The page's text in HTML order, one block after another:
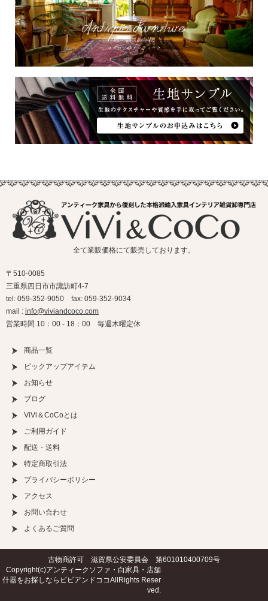
全て業販価格にて販売しております。
〒510-0085
三重県四日市市諏訪町4-7
tel: 059-352-9050 fax: 059-352-9034
mail : info@viviandcoco.com
営業時間 10：00 - 18：00 毎週木曜定休
商品一覧
ピックアップアイテム
お知らせ
ブログ
ViVi＆CoCoとは
ご利用ガイド
配送・送料
特定商取引法
プライバシーポリシー
アクセス
お問い合わせ
よくあるご質問
古物商許可 滋賀県公安委員会 第601010400709号
Copyright(c)アンティークソファ・白家具・店舗
什器をお探しならビビアンドココAllRights Reser
ved.